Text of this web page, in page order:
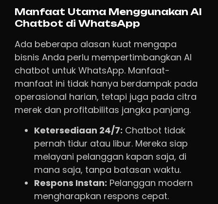
Manfaat Utama Menggunakan AI
Chatbot di WhatsApp
Ada beberapa alasan kuat mengapa
bisnis Anda perlu mempertimbangkan AI
chatbot untuk WhatsApp. Manfaat-
manfaat ini tidak hanya berdampak pada
operasional harian, tetapi juga pada citra
merek dan profitabilitas jangka panjang.
Ketersediaan 24/7: Chatbot tidak
pernah tidur atau libur. Mereka siap
melayani pelanggan kapan saja, di
mana saja, tanpa batasan waktu.
Respons Instan: Pelanggan modern
mengharapkan respons cepat.